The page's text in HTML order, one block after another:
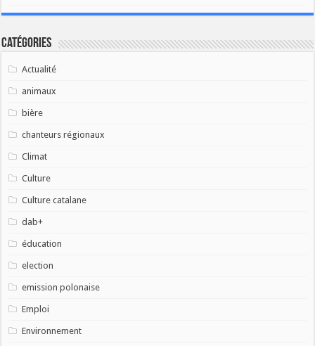
Catégories
Actualité
animaux
bière
chanteurs régionaux
Climat
Culture
Culture catalane
dab+
éducation
election
emission polonaise
Emploi
Environnement